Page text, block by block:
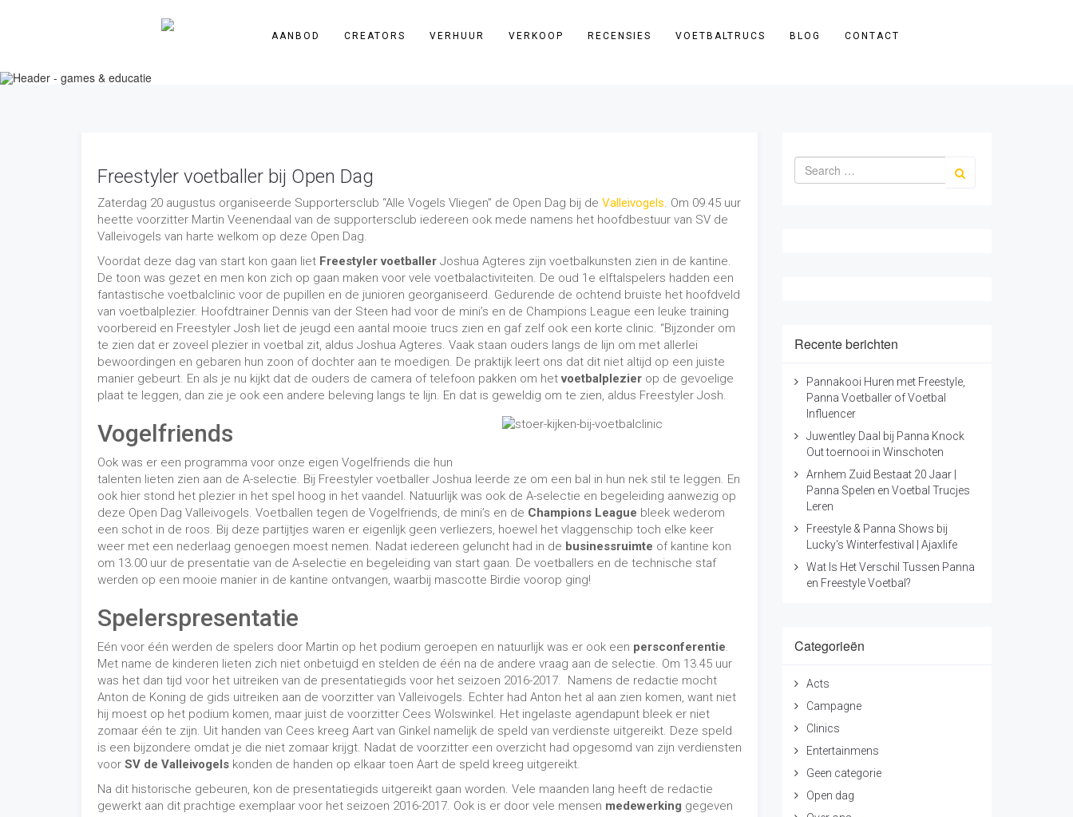
AANBOD CREATORS VERHUUR VERKOOP RECENSIES VOETBALTRUCS BLOG CONTACT
Freestyler voetballer bij Open Dag
Zaterdag 20 augustus organiseerde Supportersclub “Alle Vogels Vliegen” de Open Dag bij de Valleivogels. Om 09.45 uur
heette voorzitter Martin Veenendaal van de supportersclub iedereen ook mede namens het hoofdbestuur van SV de
Valleivogels van harte welkom op deze Open Dag.
Voordat deze dag van start kon gaan liet Freestyler voetballer Joshua Agteres zijn voetbalkunsten zien in de kantine.
De toon was gezet en men kon zich op gaan maken voor vele voetbalactiviteiten. De oud 1e elftalspelers hadden een
fantastische voetbalclinic voor de pupillen en de junioren georganiseerd. Gedurende de ochtend bruiste het hoofdveld
van voetbalplezier. Hoofdtrainer Dennis van der Steen had voor de mini’s en de Champions League een leuke training
voorbereid en Freestyler Josh liet de jeugd een aantal mooie trucs zien en gaf zelf ook een korte clinic. “Bijzonder om
te zien dat er zoveel plezier in voetbal zit, aldus Joshua Agteres. Vaak staan ouders langs de lijn om met allerlei
bewoordingen en gebaren hun zoon of dochter aan te moedigen. De praktijk leert ons dat dit niet altijd op een juiste
manier gebeurt. En als je nu kijkt dat de ouders de camera of telefoon pakken om hetvoetbalplezier op de gevoelige
plaat te leggen, dan zie je ook een andere beleving langs te lijn. En dat is geweldig om te zien, aldus Freestyler Josh.
Vogelfriends
Ook was er een programma voor onze eigen Vogelfriends die hun
talenten lieten zien aan de A-selectie. Bij Freestyler voetballer Joshua leerde ze om een bal in hun nek stil te leggen. En
ook hier stond het plezier in het spel hoog in het vaandel. Natuurlijk was ook de A-selectie en begeleiding aanwezig op
deze Open Dag Valleivogels. Voetballen tegen de Vogelfriends, de mini’s en de Champions League bleek wederom
een schot in de roos. Bij deze partijtjes waren er eigenlijk geen verliezers, hoewel het vlaggenschip toch elke keer
weer met een nederlaag genoegen moest nemen. Nadat iedereen geluncht had in de businessruimte of kantine kon
om 13.00 uur de presentatie van de A-selectie en begeleiding van start gaan. De voetballers en de technische staf
werden op een mooie manier in de kantine ontvangen, waarbij mascotte Birdie voorop ging!
Spelerspresentatie
Eén voor één werden de spelers door Martin op het podium geroepen en natuurlijk was er ook een persconferentie.
Met name de kinderen lieten zich niet onbetuigd en stelden de één na de andere vraag aan de selectie. Om 13.45 uur
was het dan tijd voor het uitreiken van de presentatiegids voor het seizoen 2016-2017. Namens de redactie mocht
Anton de Koning de gids uitreiken aan de voorzitter van Valleivogels. Echter had Anton het al aan zien komen, want niet
hij moest op het podium komen, maar juist de voorzitter Cees Wolswinkel. Het ingelaste agendapunt bleek er niet
zomaar één te zijn. Uit handen van Cees kreeg Aart van Ginkel namelijk de speld van verdienste uitgereikt. Deze speld
is een bijzondere omdat je die niet zomaar krijgt. Nadat de voorzitter een overzicht had opgesomd van zijn verdiensten
voor SV de Valleivogels konden de handen op elkaar toen Aart de speld kreeg uitgereikt.
Na dit historische gebeuren, kon de presentatiegids uitgereikt gaan worden. Vele maanden lang heeft de redactie
gewerkt aan dit prachtige exemplaar voor het seizoen 2016-2017. Ook is er door vele mensen medewerking gegeven
Recente berichten
Pannakooi Huren met Freestyle,
Panna Voetballer of Voetbal
Influencer
Juwentley Daal bij Panna Knock
Out toernooi in Winschoten
Arnhem Zuid Bestaat 20 Jaar |
Panna Spelen en Voetbal Trucjes
Leren
Freestyle & Panna Shows bij
Lucky's Winterfestival | Ajaxlife
Wat Is Het Verschil Tussen Panna
en Freestyle Voetbal?
Categorieën
Acts
Campagne
Clinics
Entertainmens
Geen categorie
Open dag